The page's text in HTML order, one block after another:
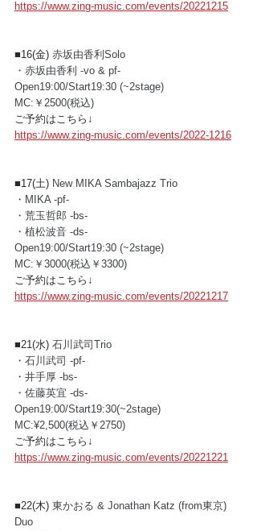
https://www.zing-music.com/events/20221215
■16(金) 赤坂由香利Solo
・赤坂由香利 -vo & pf-
Open19:00/Start19:30 (~2stage)
MC:￥2500(税込)
ご予約はこちら↓
https://www.zing-music.com/events/2022-1216
■17(土) New MIKA Sambajazz Trio
・MIKA -pf-
・荒玉哲郎 -bs-
・植松波音 -ds-
Open19:00/Start19:30 (~2stage)
MC:￥3000(税込￥3300)
ご予約はこちら↓
https://www.zing-music.com/events/20221217
■21(水) 石川武司Trio
・石川武司 -pf-
・井手厚 -bs-
・佐藤英宜 -ds-
Open19:00/Start19:30(~2stage)
MC:¥2,500(税込￥2750)
ご予約はこちら↓
https://www.zing-music.com/events/20221221
■22(木) 東かおる & Jonathan Katz (from東京)
Duo